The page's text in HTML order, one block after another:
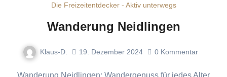
Die Freizeitentdecker - Aktiv unterwegs
Wanderung Neidlingen
Klaus-D. 19. Dezember 2024 0 Kommentar